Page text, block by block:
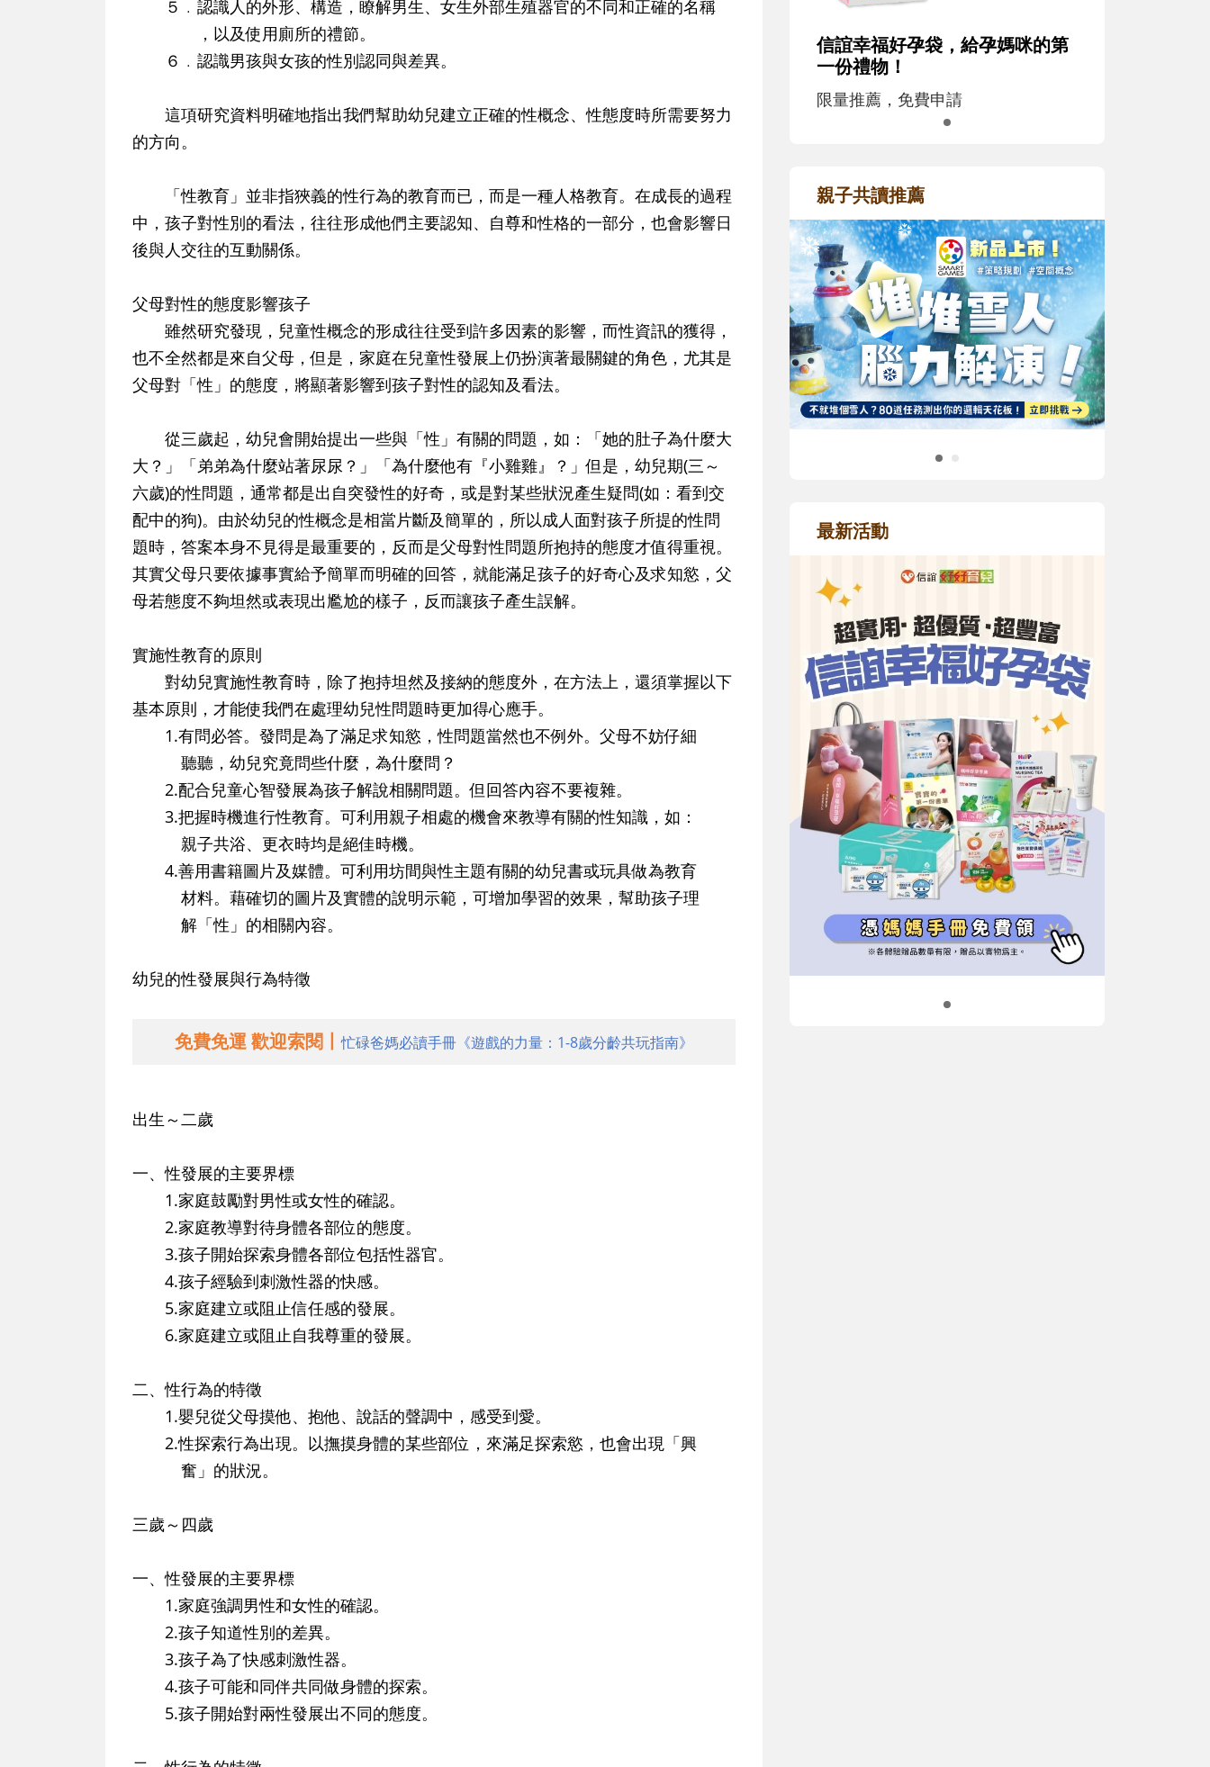
５﹒認識人的外形、構造，瞭解男生、女生外部生殖器官的不同和正確的名稱
，以及使用廁所的禮節。
６﹒認識男孩與女孩的性別認同與差異。
這項研究資料明確地指出我們幫助幼兒建立正確的性概念、性態度時所需要努力
的方向。
「性教育」並非指狹義的性行為的教育而已，而是一種人格教育。在成長的過程
中，孩子對性別的看法，往往形成他們主要認知、自尊和性格的一部分，也會影響日
後與人交往的互動關係。
父母對性的態度影響孩子
雖然研究發現，兒童性概念的形成往往受到許多因素的影響，而性資訊的獲得，
也不全然都是來自父母，但是，家庭在兒童性發展上仍扮演著最關鍵的角色，尤其是
父母對「性」的態度，將顯著影響到孩子對性的認知及看法。
從三歲起，幼兒會開始提出一些與「性」有關的問題，如：「她的肚子為什麼大
大？」「弟弟為什麼站著尿尿？」「為什麼他有『小雞雞』？」但是，幼兒期(三～
六歲)的性問題，通常都是出自突發性的好奇，或是對某些狀況產生疑問(如：看到交
配中的狗)。由於幼兒的性概念是相當片斷及簡單的，所以成人面對孩子所提的性問
題時，答案本身不見得是最重要的，反而是父母對性問題所抱持的態度才值得重視。
其實父母只要依據事實給予簡單而明確的回答，就能滿足孩子的好奇心及求知慾，父
母若態度不夠坦然或表現出尷尬的樣子，反而讓孩子產生誤解。
實施性教育的原則
對幼兒實施性教育時，除了抱持坦然及接納的態度外，在方法上，還須掌握以下
基本原則，才能使我們在處理幼兒性問題時更加得心應手。
1.有問必答。發問是為了滿足求知慾，性問題當然也不例外。父母不妨仔細
聽聽，幼兒究竟問些什麼，為什麼問？
2.配合兒童心智發展為孩子解說相關問題。但回答內容不要複雜。
3.把握時機進行性教育。可利用親子相處的機會來教導有關的性知識，如：
親子共浴、更衣時均是絕佳時機。
4.善用書籍圖片及媒體。可利用坊間與性主題有關的幼兒書或玩具做為教育
材料。藉確切的圖片及實體的說明示範，可增加學習的效果，幫助孩子理
解「性」的相關內容。
幼兒的性發展與行為特徵
免費免運 歡迎索閱丨忙碌爸媽必讀手冊《遊戲的力量：1-8歲分齡共玩指南》
出生～二歲
一、性發展的主要界標
1.家庭鼓勵對男性或女性的確認。
2.家庭教導對待身體各部位的態度。
3.孩子開始探索身體各部位包括性器官。
4.孩子經驗到刺激性器的快感。
5.家庭建立或阻止信任感的發展。
6.家庭建立或阻止自我尊重的發展。
二、性行為的特徵
1.嬰兒從父母摸他、抱他、說話的聲調中，感受到愛。
2.性探索行為出現。以撫摸身體的某些部位，來滿足探索慾，也會出現「興
奮」的狀況。
三歲～四歲
一、性發展的主要界標
1.家庭強調男性和女性的確認。
2.孩子知道性別的差異。
3.孩子為了快感刺激性器。
4.孩子可能和同伴共同做身體的探索。
5.孩子開始對兩性發展出不同的態度。
信誼幸福好孕袋，給孕媽咪的第
一份禮物！
限量推薦，免費申請
親子共讀推薦
最新活動